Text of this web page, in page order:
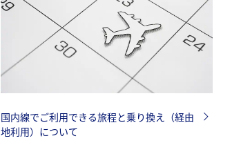
国内線でご利用できる旅程と乗り換え（経由
地利用）について